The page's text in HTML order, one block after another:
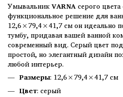
УмывальникVARNAсерого
функциональное решение для
12,6×79,4×41,7 см он идеально
тумбу, придавая вашей ванной
современный вид. Серый цвет
простой, но элегантный дизайн
любой интерьер.
Размеры: 12,6×79,4×41,7 см
Цвет: серый